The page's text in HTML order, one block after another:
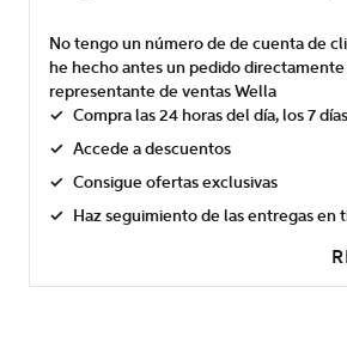
No tengo un número de de cuenta de
he hecho antes un pedido
representante de ventas Wella
Compra las 24 horas del día, los 7
Accede a descuentos
Consigue ofertas exclusivas
Haz seguimiento de las entregas en